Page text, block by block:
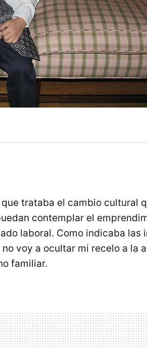
que trataba el cambio cultural
contemplar el
laboral. Como indicaba las
voy a ocultar mi recelo a la
familiar.